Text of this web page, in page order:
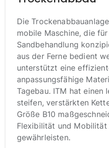
Die
mobile Maschine, die
Sandbehandlung
aus der Ferne bedient
unterstützt eine
anpassungsfähige
Tagebau. ITM hat einen
steifen, verstärkten
Größe B10
Flexibilität und Mobilität
gewährleisten.